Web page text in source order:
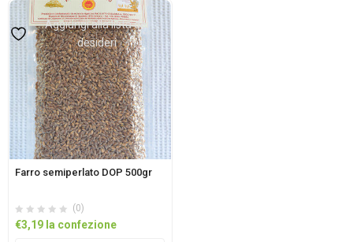
Aggiungi alla lista dei
desideri
Farro semiperlato DOP 500gr
(0)
€3,19 la confezione